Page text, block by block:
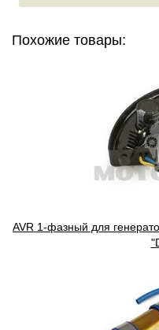
Похожие товары:
AVR 1-фазный для